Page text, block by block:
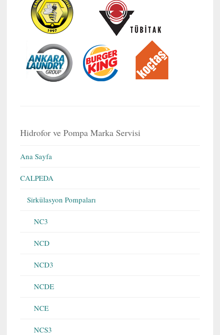
Hidrofor ve Pompa Marka Servisi
Ana Sayfa
CALPEDA
Sirkülasyon Pompaları
NC3
NCD
NCD3
NCDE
NCE
NCS3